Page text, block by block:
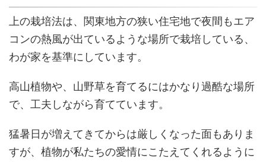
上の栽培法は、関東地方の狭い住宅地で夜間もエア
コンの熱風が出ているような場所で栽培している、
わが家を基準にしています。
高山植物や、山野草を育てるにはかなり過酷な場所
で、工夫しながら育てています。
猛暑日が増えてきてからは厳しくなった面もありま
すが、植物が私たちの愛情にこたえてくれるように